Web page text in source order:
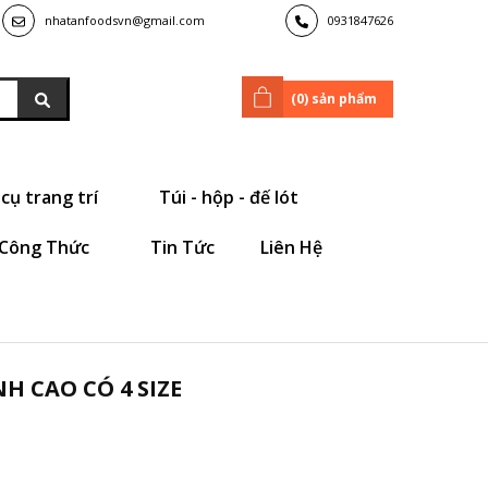
nhatanfoodsvn@gmail.com 0931847626
(0) sản phẩm
cụ trang trí Túi - hộp - đế lót
Thức Tin Tức Liên Hệ
CAO CÓ 4 SIZE